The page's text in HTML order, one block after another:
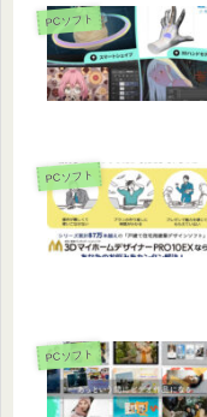
PCソフト
PCソフト
PCソフト